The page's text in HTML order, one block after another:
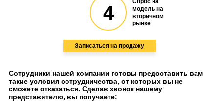
4
модель на
вторичном
рынке
Записаться на продажу
Сотрудники нашей компании готовы предоставить вам
такие условия сотрудничества, от которых вы не
сможете отказаться. Сделав звонок нашему
представителю, вы получаете: